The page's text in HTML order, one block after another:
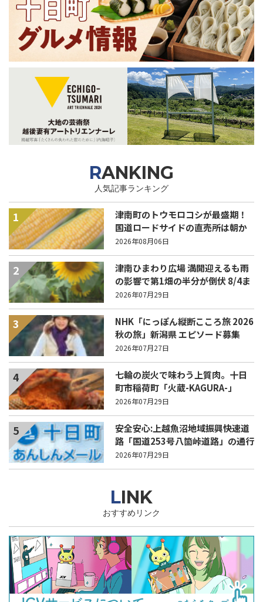
RANKING
人気記事ランキング
1
津南町のトウモロコシが最盛期！
国道ロードサイドの直売所は朝か
ら長い列！
2026年08月06日
2
津南ひまわり広場 満開迎えるも雨
の影響で第1畑の半分が倒伏 8/4ま
で駐車場を無料開放
2026年07月29日
3
NHK「にっぽん縦断こころ旅 2026
秋の旅」新潟県 エピソード募集
中！
2026年07月27日
4
七輪の炭火で味わう上質肉。十日
町市稲荷町「火蔵-KAGURA-」
2026年07月29日
5
安全安心:上越魚沼地域振興快速道
路「国道253号八箇峠道路」の通行
規制について
2026年07月29日
LINK
おすすめリンク